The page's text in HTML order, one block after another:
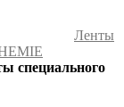
Ленты
специального